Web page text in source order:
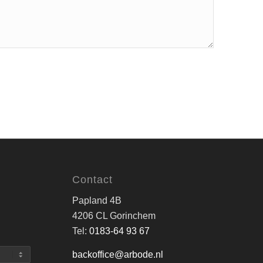
Contact
Papland 4B
4206 CL Gorinchem
Tel:0183-64 93 67
backoffice@arbode.nl